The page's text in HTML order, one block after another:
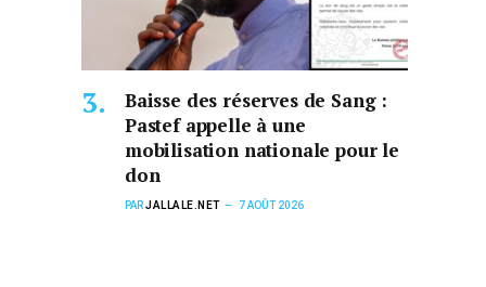
Baisse des réserves de Sang :
Pastef appelle à une
mobilisation nationale pour le
don
PARJALLALE.NET 7 AOÛT 2026